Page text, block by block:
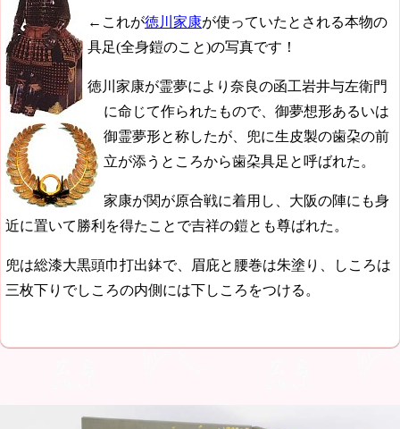
←これが徳川家康が使っていたとされる本物の
具足(全身鎧のこと)の写真です！
徳川家康が霊夢により奈良の函工岩井与左衛門
に命じて作られたもので、御夢想形あるいは
御霊夢形と称したが、兜に生皮製の歯朶の前
立が添うところから歯朶具足と呼ばれた。
家康が関が原合戦に着用し、大阪の陣にも身
近に置いて勝利を得たことで吉祥の鎧とも尊ばれた。
兜は総漆大黒頭巾打出鉢で、眉庇と腰巻は朱塗り、しころは
三枚下りでしころの内側には下しころをつける。